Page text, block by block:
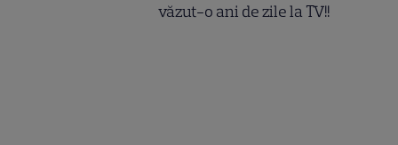
văzut-o ani de zile la TV!!